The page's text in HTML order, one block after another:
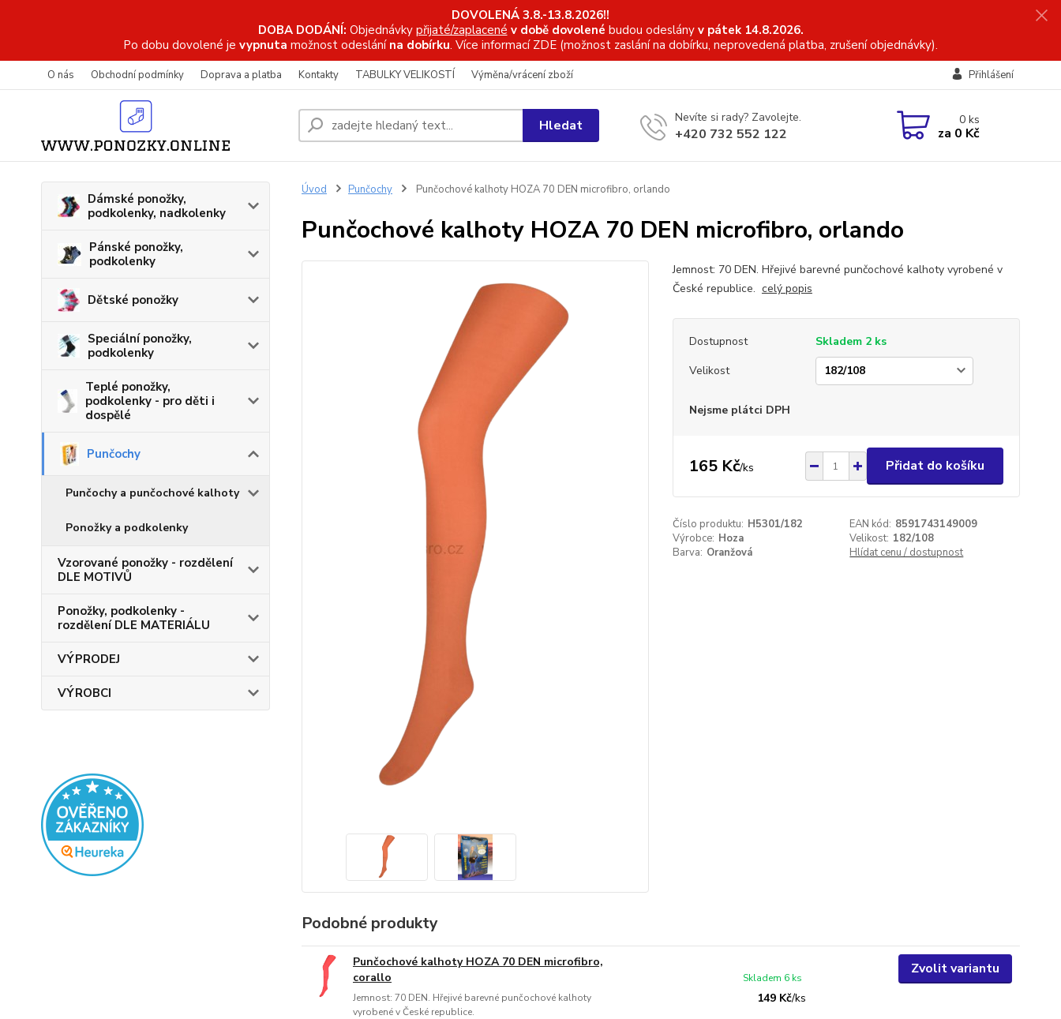
DOVOLENÁ 3.8.-13.8.2026!!
DOBA DODÁNÍ: Objednávky přijaté/zaplacené v době dovolené budou odeslány v pátek 14.8.2026.
Po dobu dovolené je vypnuta možnost odeslání na dobírku. Více informací ZDE (možnost zaslání na dobírku, neprovedená platba, zrušení objednávky).
O nás Obchodní podmínky Doprava a platba Kontakty TABULKY VELIKOSTÍ Výměna/vrácení zboží Přihlášení
Hledat Nevíte si rady? Zavolejte.
+420 732 552 122
0ks
za 0 Kč
Dámské ponožky,
podkolenky, nadkolenky
Pánské ponožky,
podkolenky
Dětské ponožky
Speciální ponožky,
podkolenky
Teplé ponožky,
podkolenky - pro děti i
dospělé
Punčochy
Punčochy a punčochové kalhoty
Ponožky a podkolenky
Vzorované ponožky - rozdělení
DLE MOTIVŮ
Ponožky, podkolenky -
rozdělení DLE MATERIÁLU
VÝPRODEJ
VÝROBCI
Úvod Punčochy Punčochové kalhoty HOZA 70 DEN microfibro, orlando
Punčochové kalhoty HOZA 70 DEN microfibro, orlando
Jemnost: 70 DEN. Hřejivé barevné punčochové kalhoty vyrobené v
České republice. celý popis
Dostupnost
Skladem 2 ks
Velikost
Nejsme plátci DPH
165 Kč/ks Přidat do košíku
Číslo produktu: H5301/182 EAN kód: 8591743149009
Výrobce: Hoza Velikost: 182/108
Barva: Oranžová Hlídat cenu / dostupnost
Podobné produkty
Punčochové kalhoty HOZA 70 DEN microfibro,
corallo
Jemnost: 70 DEN. Hřejivé barevné punčochové kalhoty
vyrobené v České republice.
149 Kč/ks
Skladem 6 ks
Zvolit variantu